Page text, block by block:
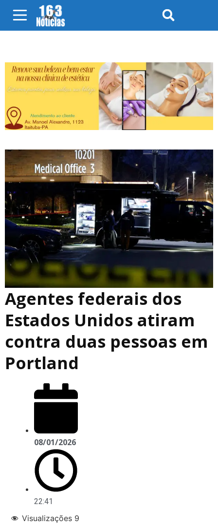
Agentes federais dos
Estados Unidos atiram
contra duas pessoas em
Portland
08/01/2026
22:41
Visualizações 9